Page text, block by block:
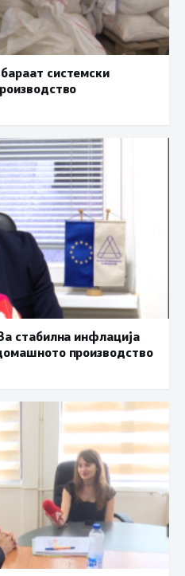
системски
стабилна инфлација
производство